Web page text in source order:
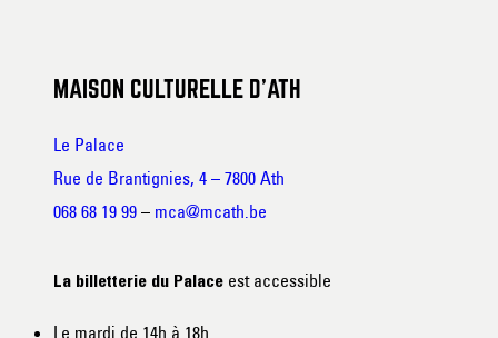
MAISON CULTURELLE D’ATH
Le Palace
Rue de Brantignies, 4 – 7800 Ath
068 68 19 99 – mca@mcath.be
La billetterie du Palace est accessible
Le mardi de 14h à 18h